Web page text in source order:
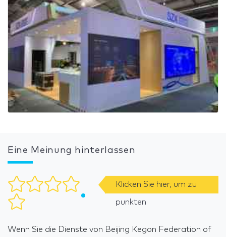
Eine Meinung hinterlassen
Klicken Sie hier, um zu
punkten
Wenn Sie die Dienste von Beijing Kegon Federation of